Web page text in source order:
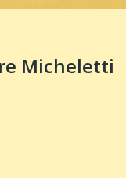
Micheletti